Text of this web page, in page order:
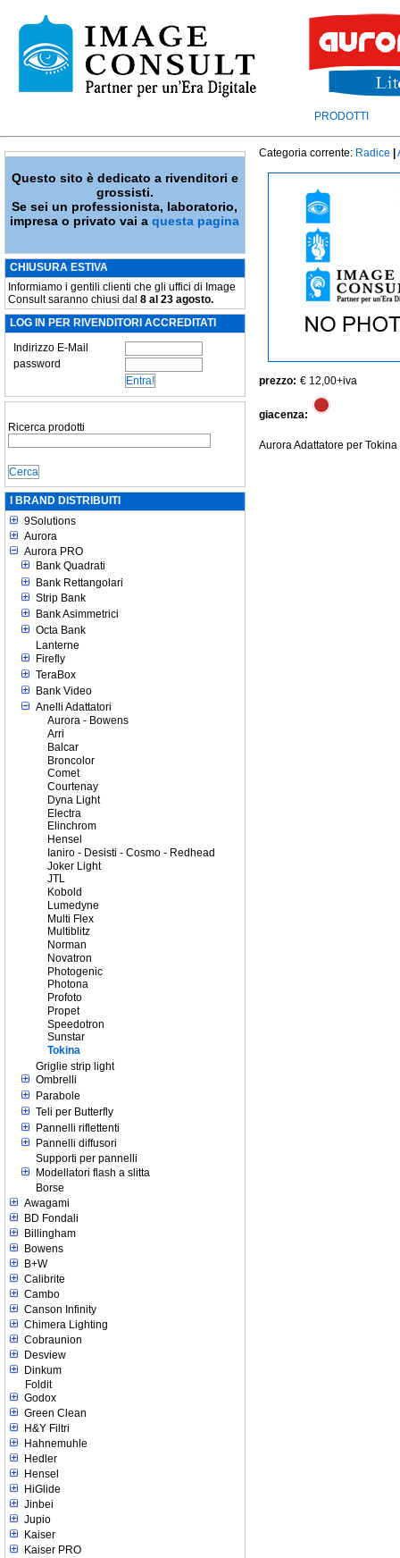
PRODOTTI
Questo sito è dedicato a rivenditori e
grossisti.
Se sei un professionista, laboratorio,
impresa o privato vai aquesta pagina
CHIUSURA ESTIVA
Informiamo i gentili clienti che gli uffici di Image
Consult saranno chiusi dal 8 al 23 agosto.
LOG IN PER RIVENDITORI ACCREDITATI
Indirizzo E-Mail
password
Ricerca prodotti
I BRAND DISTRIBUITI
9Solutions
Aurora
Aurora PRO
Bank Quadrati
Bank Rettangolari
Strip Bank
Bank Asimmetrici
Octa Bank
Lanterne
Firefly
TeraBox
Bank Video
Anelli Adattatori
Aurora - Bowens
Arri
Balcar
Broncolor
Comet
Courtenay
Dyna Light
Electra
Elinchrom
Hensel
Ianiro - Desisti - Cosmo - Redhead
Joker Light
JTL
Kobold
Lumedyne
Multi Flex
Multiblitz
Norman
Novatron
Photogenic
Photona
Profoto
Propet
Speedotron
Sunstar
Tokina
Griglie strip light
Ombrelli
Parabole
Teli per Butterfly
Pannelli riflettenti
Pannelli diffusori
Supporti per pannelli
Modellatori flash a slitta
Borse
Awagami
BD Fondali
Billingham
Bowens
B+W
Calibrite
Cambo
Canson Infinity
Chimera Lighting
Cobraunion
Desview
Dinkum
Foldit
Godox
Green Clean
H&Y Filtri
Hahnemuhle
Hedler
Hensel
HiGlide
Jinbei
Jupio
Kaiser
Kaiser PRO
Categoria corrente: Radice
prezzo: € 12,00+iva
giacenza:
Aurora Adattatore per Tokina